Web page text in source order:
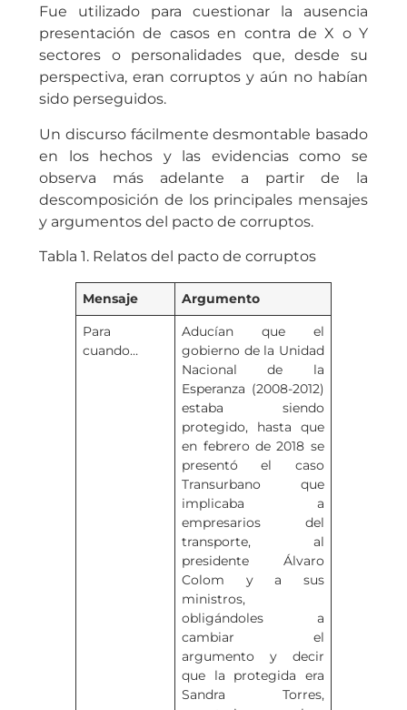
Fue utilizado para cuestionar la ausencia
presentación de casos en contra de X o Y
sectores o personalidades que, desde su
perspectiva, eran corruptos y aún no habían
sido perseguidos.
Un discurso fácilmente desmontable basado
en los hechos y las evidencias como se
observa más adelante a partir de la
descomposición de los principales mensajes
y argumentos del pacto de corruptos.
Tabla 1. Relatos del pacto de corruptos
Mensaje
Argumento
Para
cuando…
Aducían que el
gobierno de la Unidad
Nacional de la
Esperanza (2008-2012)
estaba siendo
protegido, hasta que
en febrero de 2018 se
presentó el caso
Transurbano que
implicaba a
empresarios del
transporte, al
presidente Álvaro
Colom y a sus
ministros,
obligándoles a
cambiar el
argumento y decir
que la protegida era
Sandra Torres,